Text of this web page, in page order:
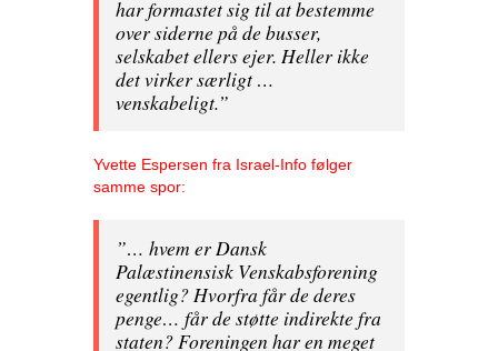
har formastet sig til at bestemme
over siderne på de busser,
selskabet ellers ejer. Heller ikke
det virker særligt …
venskabeligt.”
Yvette Espersen fra Israel-Info følger
samme spor:
”… hvem er Dansk
Palæstinensisk Venskabsforening
egentlig? Hvorfra får de deres
penge… får de støtte indirekte fra
staten? Foreningen har en meget